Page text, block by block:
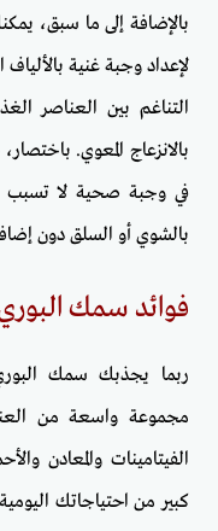
بالإضافة إلى ما سبق،
لإعداد وجبة غنية
التناغم بين العناصر
بالانزعاج المعوي.
في وجبة صحية لا تسبب
بالشوي أو السلق دون
فوائد سمك
ربما يجذبك سمك
مجموعة واسعة من
الفيتامينات والمعادن
كبير من احتياجاتك